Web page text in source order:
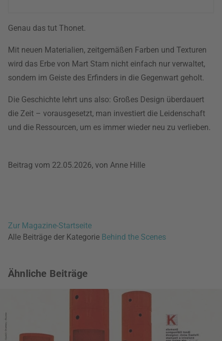
Genau das tut Thonet.
Mit neuen Materialien, zeitgemäßen Farben und Texturen
wird das Erbe von Mart Stam nicht einfach nur verwaltet,
sondern im Geiste des Erfinders in die Gegenwart geholt.
Die Geschichte lehrt uns also: Großes Design überdauert
die Zeit – vorausgesetzt, man investiert die Leidenschaft
und die Ressourcen, um es immer wieder neu zu verlieben.
Beitrag vom 22.05.2026, von Anne Hille
Zur Magazine-Startseite
Alle Beiträge der Kategorie Behind the Scenes
Ähnliche Beiträge